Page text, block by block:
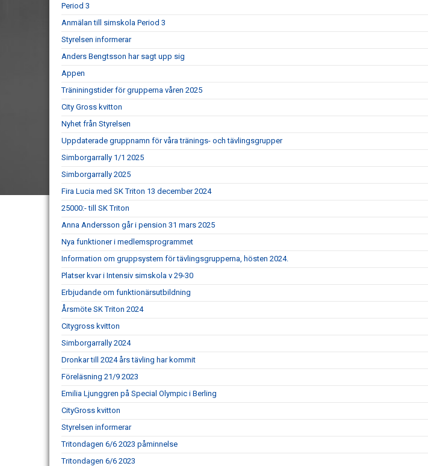
Period 3
Anmälan till simskola Period 3
Styrelsen informerar
Anders Bengtsson har sagt upp sig
Appen
Träniningstider för grupperna våren 2025
City Gross kvitton
Nyhet från Styrelsen
Uppdaterade gruppnamn för våra tränings- och tävlingsgrupper
Simborgarrally 1/1 2025
Simborgarrally 2025
Fira Lucia med SK Triton 13 december 2024
25000:- till SK Triton
Anna Andersson går i pension 31 mars 2025
Nya funktioner i medlemsprogrammet
Information om gruppsystem för tävlingsgrupperna, hösten 2024.
Platser kvar i Intensiv simskola v 29-30
Erbjudande om funktionärsutbildning
Årsmöte SK Triton 2024
Citygross kvitton
Simborgarrally 2024
Dronkar till 2024 års tävling har kommit
Föreläsning 21/9 2023
Emilia Ljunggren på Special Olympic i Berling
CityGross kvitton
Styrelsen informerar
Tritondagen 6/6 2023 påminnelse
Tritondagen 6/6 2023